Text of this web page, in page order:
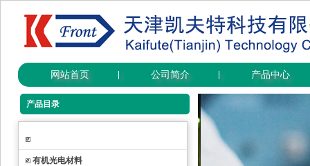
网站首页 公司简介 产品中心
产品目录
有机光电材料